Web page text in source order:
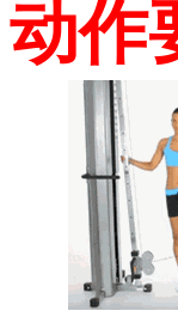
动作